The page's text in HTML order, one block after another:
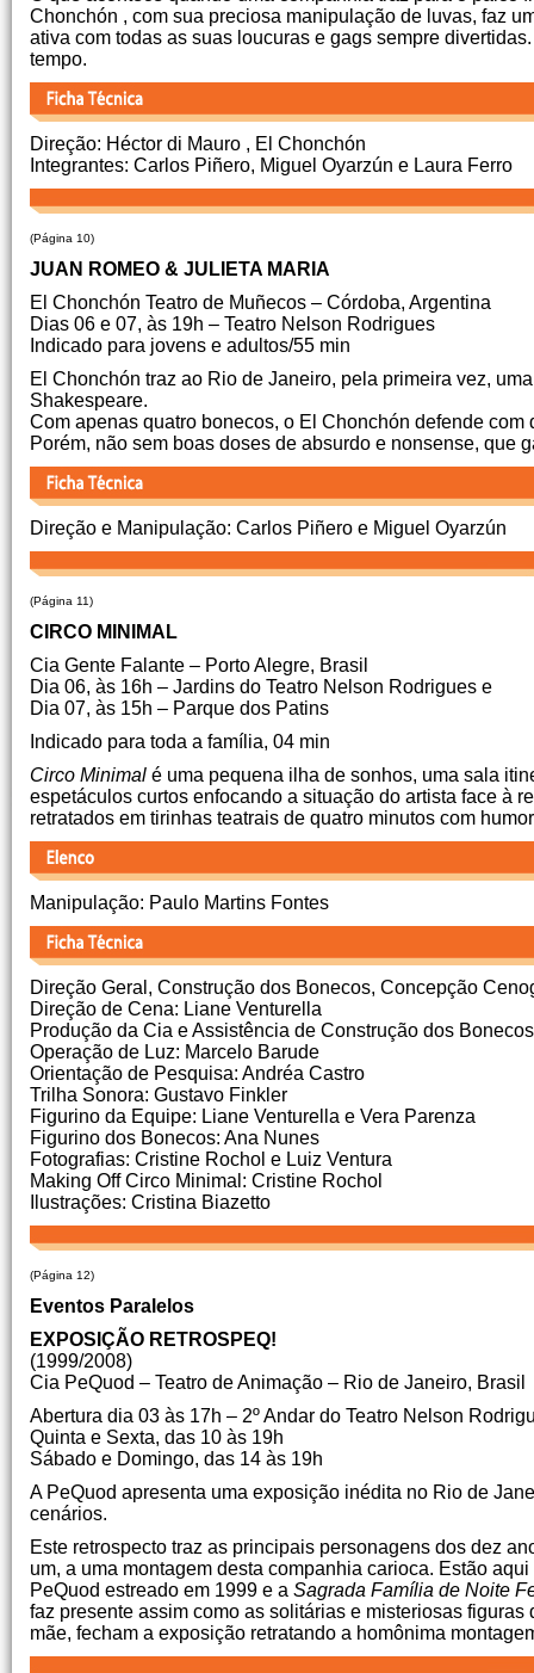
Chonchón , com sua preciosa manipulação de luvas, faz
ativa com todas as suas loucuras e gags sempre
tempo.
Direção: Héctor di Mauro , El Chonchón
Integrantes: Carlos Piñero, Miguel Oyarzún e Laura Ferro
(Página 10)
JUAN ROMEO & JULIETA MARIA
El Chonchón Teatro de Muñecos – Córdoba, Argentina
Dias 06 e 07, às 19h – Teatro Nelson Rodrigues
Indicado para jovens e adultos/55 min
El Chonchón traz ao Rio de Janeiro, pela primeira vez,
Shakespeare.
Com apenas quatro bonecos, o El Chonchón defende
Porém, não sem boas doses de absurdo e nonsense, que
Direção e Manipulação: Carlos Piñero e Miguel Oyarzún
(Página 11)
CIRCO MINIMAL
Cia Gente Falante – Porto Alegre, Brasil
Dia 06, às 16h – Jardins do Teatro Nelson Rodrigues e
Dia 07, às 15h – Parque dos Patins
Indicado para toda a família, 04 min
Circo Minimal é uma pequena ilha de sonhos, uma sala
espetáculos curtos enfocando a situação do artista face à
retratados em tirinhas teatrais de quatro minutos com
Manipulação: Paulo Martins Fontes
Direção Geral, Construção dos Bonecos, Concepção
Direção de Cena: Liane Venturella
Produção da Cia e Assistência de Construção dos
Operação de Luz: Marcelo Barude
Orientação de Pesquisa: Andréa Castro
Trilha Sonora: Gustavo Finkler
Figurino da Equipe: Liane Venturella e Vera Parenza
Figurino dos Bonecos: Ana Nunes
Fotografias: Cristine Rochol e Luiz Ventura
Making Off Circo Minimal: Cristine Rochol
Ilustrações: Cristina Biazetto
(Página 12)
Eventos Paralelos
EXPOSIÇÃO RETROSPEQ!
(1999/2008)
Cia PeQuod – Teatro de Animação – Rio de Janeiro, Brasil
Abertura dia 03 às 17h – 2º Andar do Teatro Nelson
Quinta e Sexta, das 10 às 19h
Sábado e Domingo, das 14 às 19h
A PeQuod apresenta uma exposição inédita no Rio de
cenários.
Este retrospecto traz as principais personagens dos dez
um, a uma montagem desta companhia carioca. Estão
PeQuod estreado em 1999 e a Sagrada Família de Noite
faz presente assim como as solitárias e misteriosas figuras
mãe, fecham a exposição retratando a homônima